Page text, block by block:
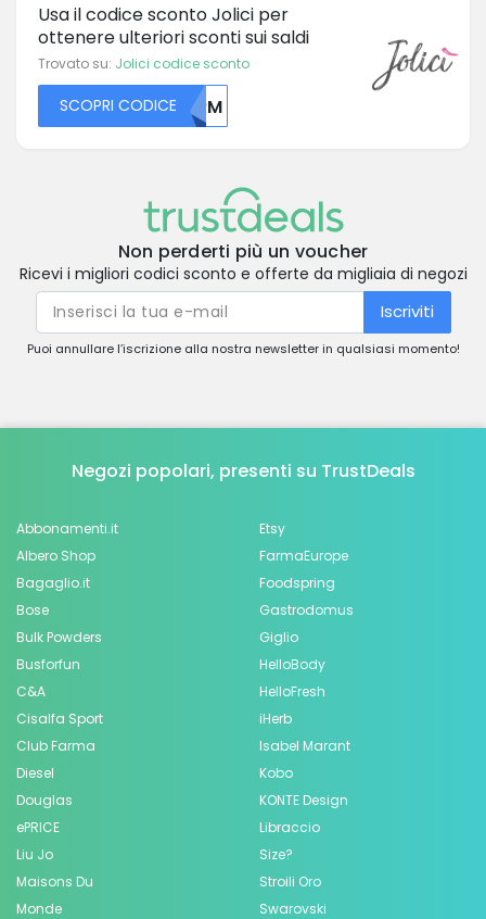
Usa il codice sconto Jolici per
ottenere ulteriori sconti sui saldi
Trovato su: Jolici codice sconto
SCOPRI CODICESURM
Non perderti più un voucher
Ricevi i migliori codici sconto e offerte da migliaia di negozi
Iscriviti
Puoi annullare l’iscrizione alla nostra newsletter in qualsiasi momento!
Negozi popolari, presenti su TrustDeals
Abbonamenti.it
Albero Shop
Bagaglio.it
Bose
Bulk Powders
Busforfun
C&A
Cisalfa Sport
Club Farma
Diesel
Douglas
ePRICE
Etsy
FarmaEurope
Foodspring
Gastrodomus
Giglio
HelloBody
HelloFresh
iHerb
Isabel Marant
Kobo
KONTE Design
Libraccio
Liu Jo
Maisons Du
Monde
Size?
Stroili Oro
Swarovski